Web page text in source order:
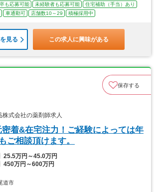
も応募可能 未経験者も応募可能
住宅補助（手当）あり
車通勤可 店舗数10～29 積極採用中
見る この求人に興味がある
保存する
式会社の薬剤師求人
密着&在宅注力！ご経験によっては年
ご相談頂けます。
25.5万円～45.0万円
450万円～600万円
道市